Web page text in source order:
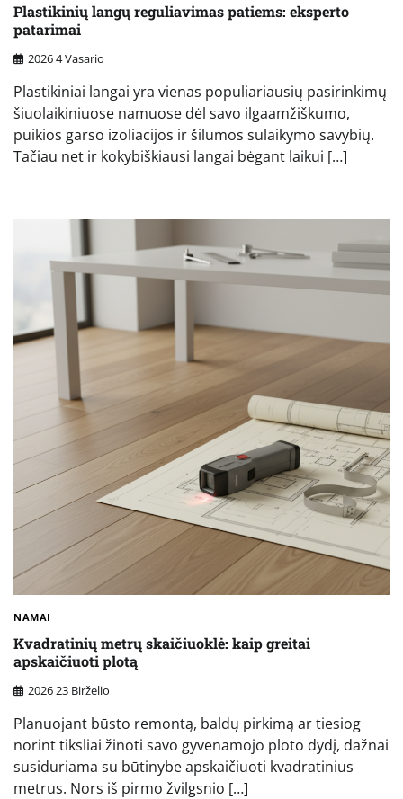
Plastikinių langų reguliavimas patiems: eksperto
patarimai
2026 4 Vasario
Plastikiniai langai yra vienas populiariausių pasirinkimų
šiuolaikiniuose namuose dėl savo ilgaamžiškumo,
puikios garso izoliacijos ir šilumos sulaikymo savybių.
Tačiau net ir kokybiškiausi langai bėgant laikui […]
NAMAI
Kvadratinių metrų skaičiuoklė: kaip greitai
apskaičiuoti plotą
2026 23 Birželio
Planuojant būsto remontą, baldų pirkimą ar tiesiog
norint tiksliai žinoti savo gyvenamojo ploto dydį, dažnai
susiduriama su būtinybe apskaičiuoti kvadratinius
metrus. Nors iš pirmo žvilgsnio […]